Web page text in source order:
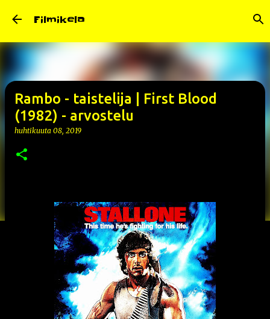
Filmikela
Rambo - taistelija | First Blood
(1982) - arvostelu
huhtikuuta 08, 2019